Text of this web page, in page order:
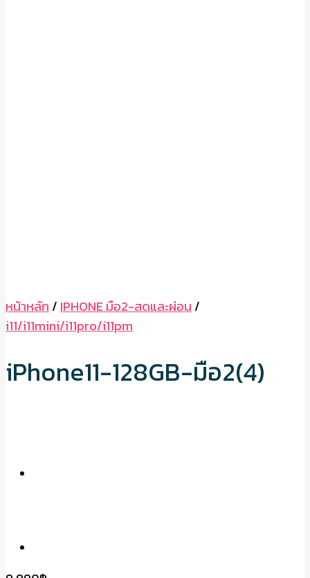
หน้าหลัก / IPHONE มือ2-สดและผ่อน /
i11/i11mini/i11pro/i11pm
iPhone11-128GB-มือ2(4)